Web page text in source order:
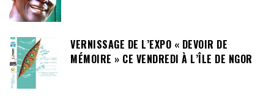
VERNISSAGE DE L’EXPO « DEVOIR DE
MÉMOIRE » CE VENDREDI À L’ÎLE DE NGOR